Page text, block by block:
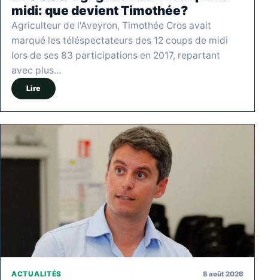
midi: que devient Timothée?
Agriculteur de l'Aveyron, Timothée Cros avait
marqué les téléspectateurs des 12 coups de midi
lors de ses 83 participations en 2017, repartant
avec plus…
Lire
ACTUALITÉS 8 août 2026